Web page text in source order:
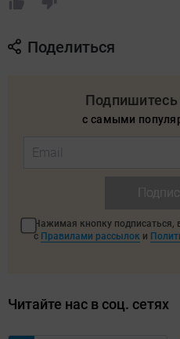
Поделиться
с самыми
Нажимая кнопку подписаться,
с Правилами рассылок и
Читайте нас в соц. сетях